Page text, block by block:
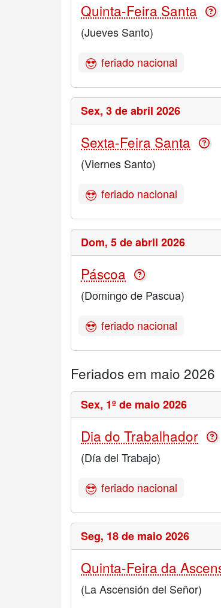
Quinta-Feira Santa
(Jueves Santo)
feriado nacional
Sex, 3 de abril 2026
Sexta-Feira Santa
(Viernes Santo)
feriado nacional
Dom, 5 de abril 2026
Páscoa
(Domingo de Pascua)
feriado nacional
Feriados em maio 2026
Sex, 1º de maio 2026
Dia do Trabalhador
(Día del Trabajo)
feriado nacional
Seg, 18 de maio 2026
Quinta-Feira da
(La Ascensión del Señor)